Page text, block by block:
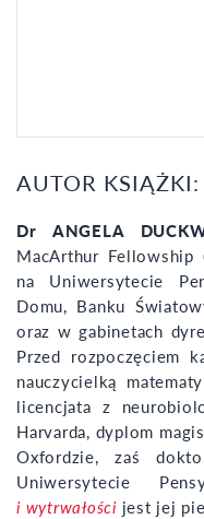
AUTOR KSIĄŻKI:
Dr ANGELA
MacArthur
na Uniwersytecie
Domu, Banku
oraz w gabinetach
Przed rozpoczęciem
nauczycielką
licencjata z
Harvarda, dyplom
Oxfordzie, zaś
Uniwersytecie
i wytrwałościjest jej